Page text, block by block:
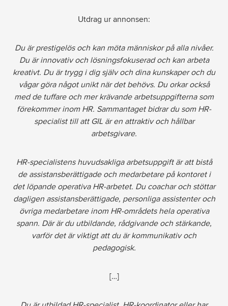
Ordlista
FAQ
Formulär
Utdrag ur annonsen:
Du är prestigelös och kan möta människor på alla nivåer.
Du är innovativ och lösningsfokuserad och kan arbeta
kreativt. Du är trygg i dig själv och dina kunskaper och du
vågar göra något unikt när det behövs. Du orkar också
med de tuffare och mer krävande arbetsuppgifterna som
förekommer inom HR. Sammantaget bidrar du som HR-
specialist till att GIL är en attraktiv och hållbar
arbetsgivare.
HR-specialistens huvudsakliga arbetsuppgift är att bistå
de assistansberättigade och medarbetare på kontoret i
det löpande operativa HR-arbetet. Du coachar och stöttar
dagligen assistansberättigade, personliga assistenter och
övriga medarbetare inom HR-områdets hela operativa
spann. Där är du utbildande, rådgivande och stärkande,
varför det är viktigt att du är kommunikativ och
pedagogisk.
[…]